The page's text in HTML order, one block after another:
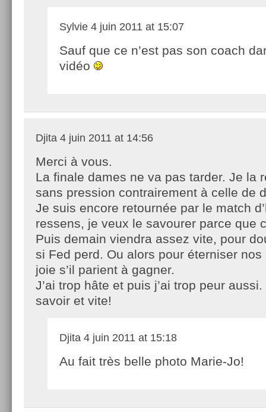
Sylvie 4 juin 2011 at 15:07
Sauf que ce n’est pas son coach
vidéo
Djita 4 juin 2011 at 14:56
Merci à vous.
La finale dames ne va pas tarder. Je la
sans pression contrairement à celle de
Je suis encore retournée par le match
ressens, je veux le savourer parce que
Puis demain viendra assez vite, pour
si Fed perd. Ou alors pour éterniser
joie s’il parient à gagner.
J’ai trop hâte et puis j’ai trop peur
savoir et vite!
Djita 4 juin 2011 at 15:18
Au fait très belle photo Marie-Jo!